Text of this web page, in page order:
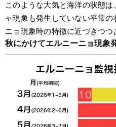
このような大気と海洋の状態
ャ現象も発生していない平常
ニョ現象時の特徴に近づきつつ
秋にかけてエルニーニョ現象